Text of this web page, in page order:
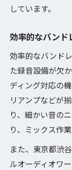
しています。
効率的なバンド
効率的なバンド
た録音設備が欠
ディング対応の
リアンプなどが
り、細かい音の
り、ミックス作
また、東京都渋
ルオーディオワ